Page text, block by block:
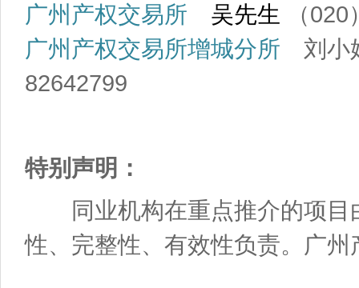
广州产权交易所 吴先生 （
广州产权交易所增城分所 刘小
82642799
特别声明：
同业机构在重点推介的项目
性、完整性、有效性负责。广